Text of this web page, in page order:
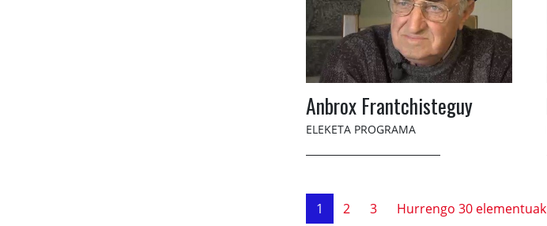
Anbrox Frantchisteguy
ELEKETA PROGRAMA
1 2 3 Hurrengo 30 elementuak